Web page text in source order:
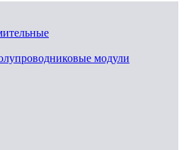
модули